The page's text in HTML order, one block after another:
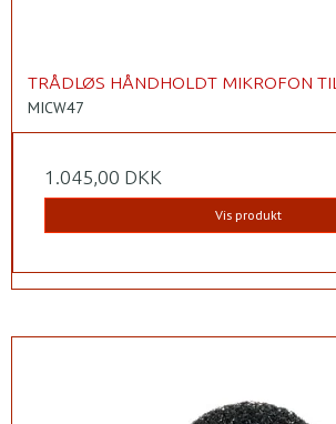
TRÅDLØS HÅNDHOLDT MIKROFON TIL
MICW47
1.045,00 DKK
Vis produkt